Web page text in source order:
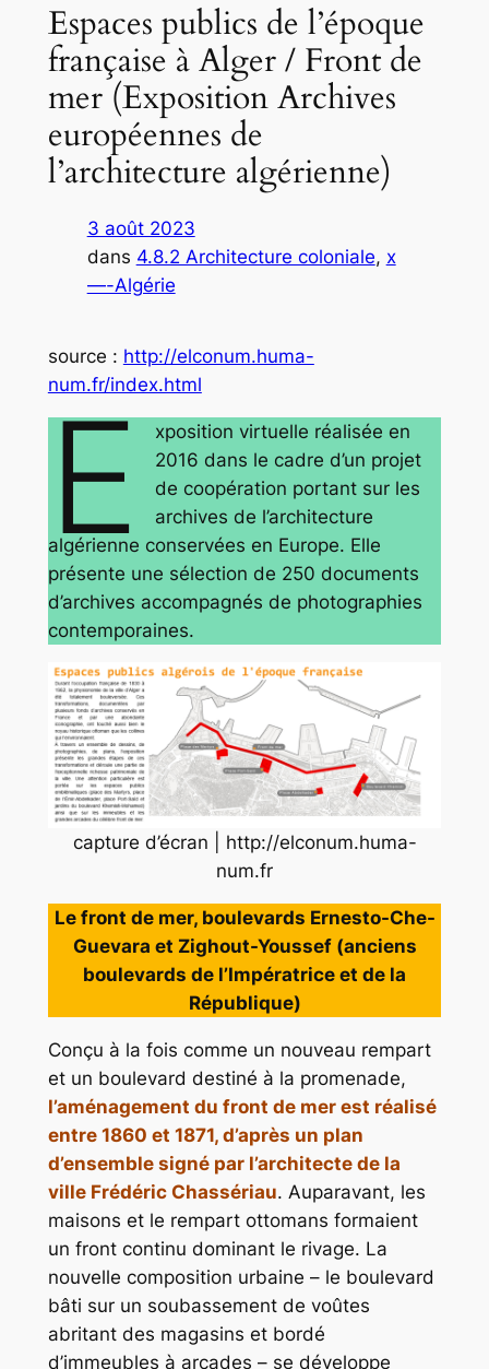
Espaces publics de l’époque
française à Alger / Front de
mer (Exposition Archives
européennes de
l’architecture algérienne)
3 août 2023
dans 4.8.2 Architecture coloniale, x
—-Algérie
source : http://elconum.huma-
num.fr/index.html
E
xposition virtuelle réalisée en
2016 dans le cadre d’un projet
de coopération portant sur les
archives de l’architecture
algérienne conservées en Europe. Elle
présente une sélection de 250 documents
d’archives accompagnés de photographies
contemporaines.
capture d’écran | http://elconum.huma-
num.fr
Le front de mer, boulevards Ernesto-Che-
Guevara et Zighout-Youssef (anciens
boulevards de l’Impératrice et de la
République)
Conçu à la fois comme un nouveau rempart
et un boulevard destiné à la promenade,
l’aménagement du front de mer est réalisé
entre 1860 et 1871, d’après un plan
d’ensemble signé par l’architecte de la
ville Frédéric Chassériau. Auparavant, les
maisons et le rempart ottomans formaient
un front continu dominant le rivage. La
nouvelle composition urbaine – le boulevard
bâti sur un soubassement de voûtes
abritant des magasins et bordé
d’immeubles à arcades – se développe